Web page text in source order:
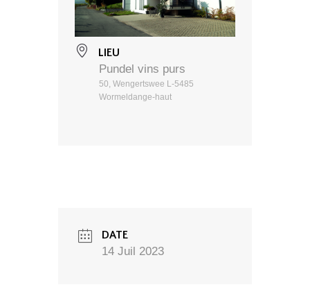
LIEU
Pundel vins purs
50, Wengertswee L-5485
Wormeldange-haut
DATE
14 Juil 2023